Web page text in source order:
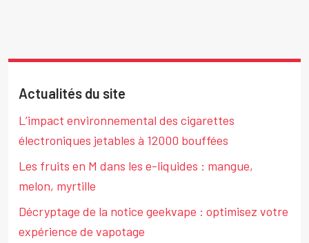
Actualités du site
L’impact environnemental des cigarettes
électroniques jetables à 12000 bouffées
Les fruits en M dans les e-liquides : mangue,
melon, myrtille
Décryptage de la notice geekvape : optimisez votre
expérience de vapotage